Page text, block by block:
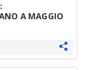
A MAGGIO